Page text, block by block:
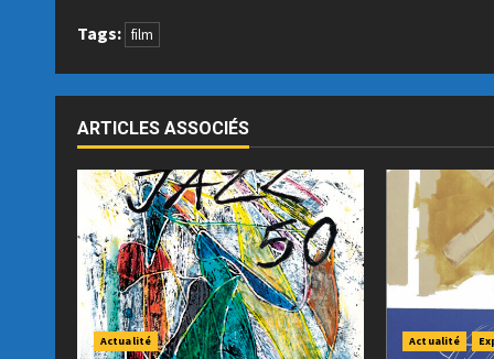
Tags: film
ARTICLES ASSOCIÉS
Actualité Actualité